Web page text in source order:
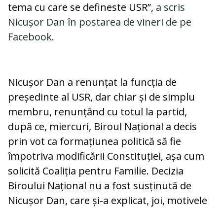
tema cu care se defineste USR”, a scris
Nicușor Dan în postarea de vineri de pe
Facebook.
Nicușor Dan a renunțat la funcția de
președinte al USR, dar chiar și de simplu
membru, renunțând cu totul la partid,
după ce, miercuri, Biroul Național a decis
prin vot ca formațiunea politică să fie
împotriva modificării Constituției, așa cum
solicită Coaliția pentru Familie. Decizia
Biroului Național nu a fost susținută de
Nicușor Dan, care și-a explicat, joi, motivele